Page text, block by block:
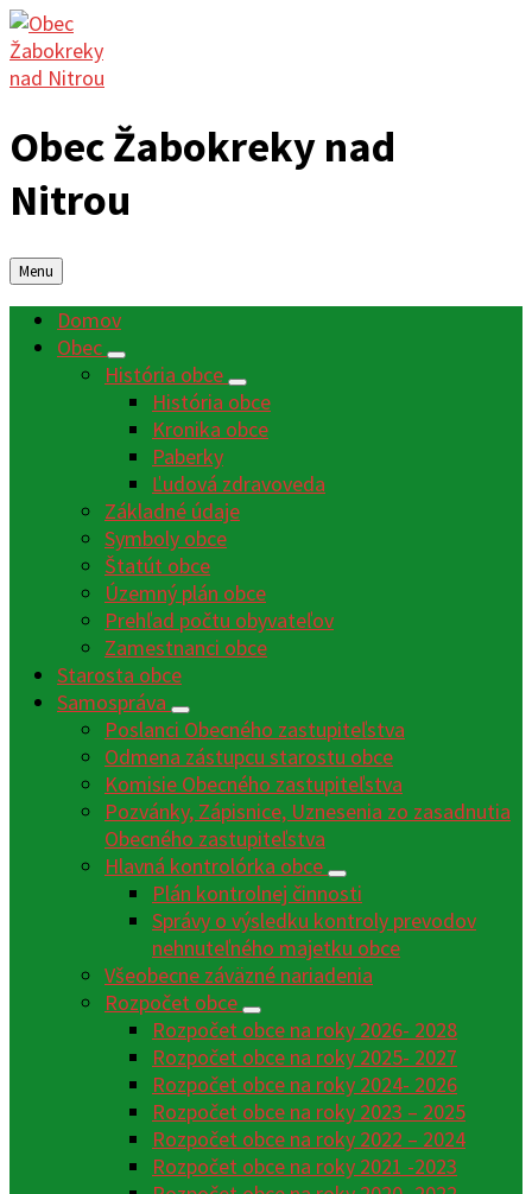
Obec Žabokreky nad
Nitrou
Menu
Domov
Obec
História obce
História obce
Kronika obce
Paberky
Ľudová zdravoveda
Základné údaje
Symboly obce
Štatút obce
Územný plán obce
Prehľad počtu obyvateľov
Zamestnanci obce
Starosta obce
Samospráva
Poslanci Obecného zastupiteľstva
Odmena zástupcu starostu obce
Komisie Obecného zastupiteľstva
Pozvánky, Zápisnice, Uznesenia zo zasadnutia
Obecného zastupiteľstva
Hlavná kontrolórka obce
Plán kontrolnej činnosti
Správy o výsledku kontroly prevodov
nehnuteľného majetku obce
Všeobecne záväzné nariadenia
Rozpočet obce
Rozpočet obce na roky 2026- 2028
Rozpočet obce na roky 2025- 2027
Rozpočet obce na roky 2024- 2026
Rozpočet obce na roky 2023 – 2025
Rozpočet obce na roky 2022 – 2024
Rozpočet obce na roky 2021 -2023